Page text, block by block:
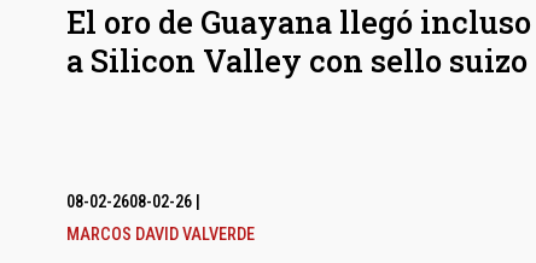
El oro de Guayana llegó incluso
a Silicon Valley con sello suizo
08-02-2608-02-26|
MARCOS DAVID VALVERDE